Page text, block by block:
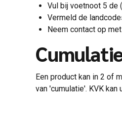
Vul bij voetnoot 5 de
Vermeld de
Neem contact op
Een product kan in 2 of
van 'cumulatie'. KVK